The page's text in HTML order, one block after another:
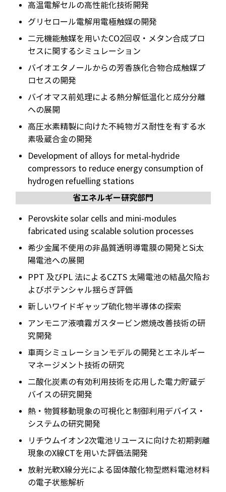
高温電解セルの高性能化技術開発
グリセロール電解用電極触媒の開発
二元機能触媒を用いたCO2回収・メタン合成プロ
セスに関するシミュレーション
バイオエタノールからの芳香族化合物合成触媒プ
ロセスの開発
バイオマス前処理による熱分解低温化と成分分離
への展開
高圧水素精製に向けた不純物ガス耐性を有する水
素吸蔵合金の開発
Development of alloys for metal-hydride
compressors to reduce energy consumption of
hydrogen refuelling stations
省エネルギー研究部門
Perovskite solar cells and mini-modules
fabricated using scalable solution processes
希少金属不使用の非晶質透明導電膜の開発とSi太
陽電池への展開
PPT 及びPL 法によるCZTS 太陽電池の結晶欠陥お
よびポテンシャル揺らぎ評価
新しいワイドギャップ硫化物半導体の探索
アンモニア液噴霧ガスタービン燃焼改善技術の研
究開発
車両シミュレーションモデルの開発とエネルギー
マネージメント技術の研究
二酸化炭素の有効利用技術を応用した電力貯蔵デ
バイスの研究開発
熱・物質移動現象の可視化と制御利用デバイス・
システムの研究開発
リチウムイオン2次電池リユースに向けた初期剥離
現象のX線CTを用いた評価法開発
放射光軟X線分光による固体酸化物型燃料電池材料
の電子状態解析